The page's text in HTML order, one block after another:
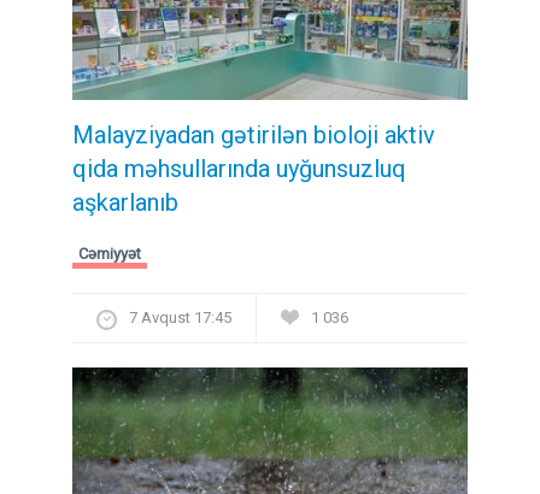
Malayziyadan gətirilən bioloji aktiv
qida məhsullarında uyğunsuzluq
aşkarlanıb
Cəmiyyət
7 Avqust 17:45 1 036